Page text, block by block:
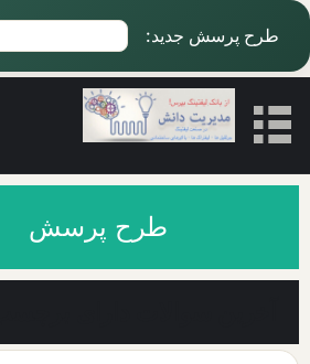
طرح پرسش جدید:
طرح پرسش